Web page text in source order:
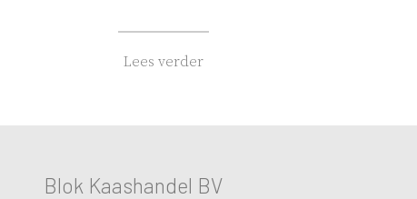
Lees verder
Blok Kaashandel BV